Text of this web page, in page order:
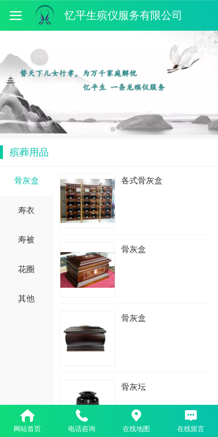
忆平生殡仪服务有限公司
殡葬用品
骨灰盒
寿衣
寿被
花圈
其他
各式骨灰盒
骨灰盒
骨灰盒
骨灰坛
网站首页 电话咨询 在线地图 在线留言